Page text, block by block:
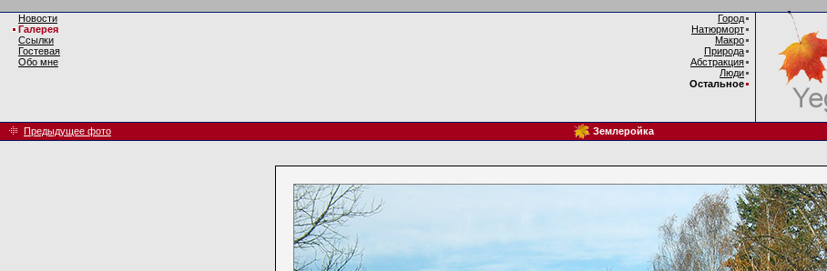
Новости
Галерея
Ссылки
Гостевая
Обо мне
Город
Натюрморт
Макро
Природа
Абстракция
Люди
Остальное
Предыдущее фото Землеройка